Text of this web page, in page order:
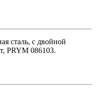
сталь, с двойной
PRYM 086103.